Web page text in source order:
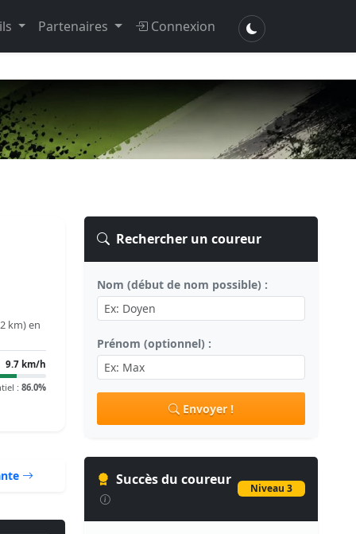
Partenaires Connexion
km) en
9.7 km/h
: 86.0%
Rechercher un coureur
Nom (début de nom possible) :
Prénom (optionnel) :
Envoyer !
Succès du coureur
Niveau 3